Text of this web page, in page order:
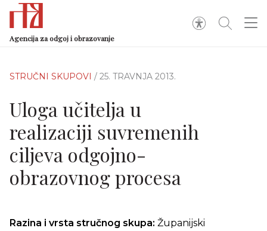
Agencija za odgoj i obrazovanje
STRUČNI SKUPOVI / 25. TRAVNJA 2013.
Uloga učitelja u
realizaciji suvremenih
ciljeva odgojno-
obrazovnog procesa
Razina i vrsta stručnog skupa: Županijski